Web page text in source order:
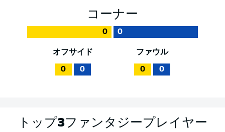
コーナー
0 0
オフサイド
0 0
ファウル
0 0
トップ3ファンタジープレイヤー